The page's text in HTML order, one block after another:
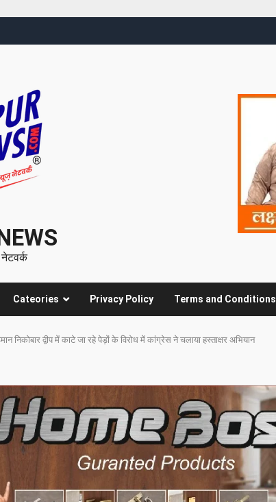
Cateories Privacy Policy Terms and Conditions
निकोबार द्वीप में काटे जा रहे पेड़ों के विरोध में कांग्रेस ने चलाया हस्ताक्षर अभियान